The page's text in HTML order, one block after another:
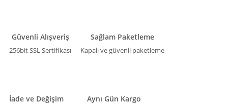
Güvenli Alışveriş
256bit SSL Sertifikası
Sağlam Paketleme
Kapalı ve güvenli paketleme
İade ve Değişim Aynı Gün Kargo